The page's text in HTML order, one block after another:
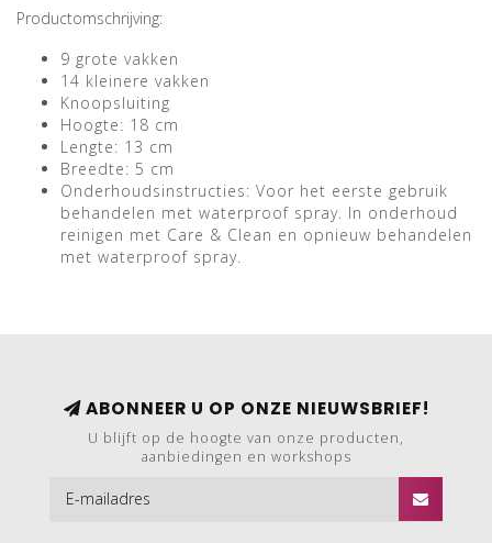
Productomschrijving:
9 grote vakken
14 kleinere vakken
Knoopsluiting
Hoogte: 18 cm
Lengte: 13 cm
Breedte: 5 cm
Onderhoudsinstructies: Voor het eerste gebruik
behandelen met waterproof spray. In onderhoud
reinigen met Care & Clean en opnieuw behandelen
met waterproof spray.
ABONNEER U OP ONZE NIEUWSBRIEF!
U blijft op de hoogte van onze producten,
aanbiedingen en workshops